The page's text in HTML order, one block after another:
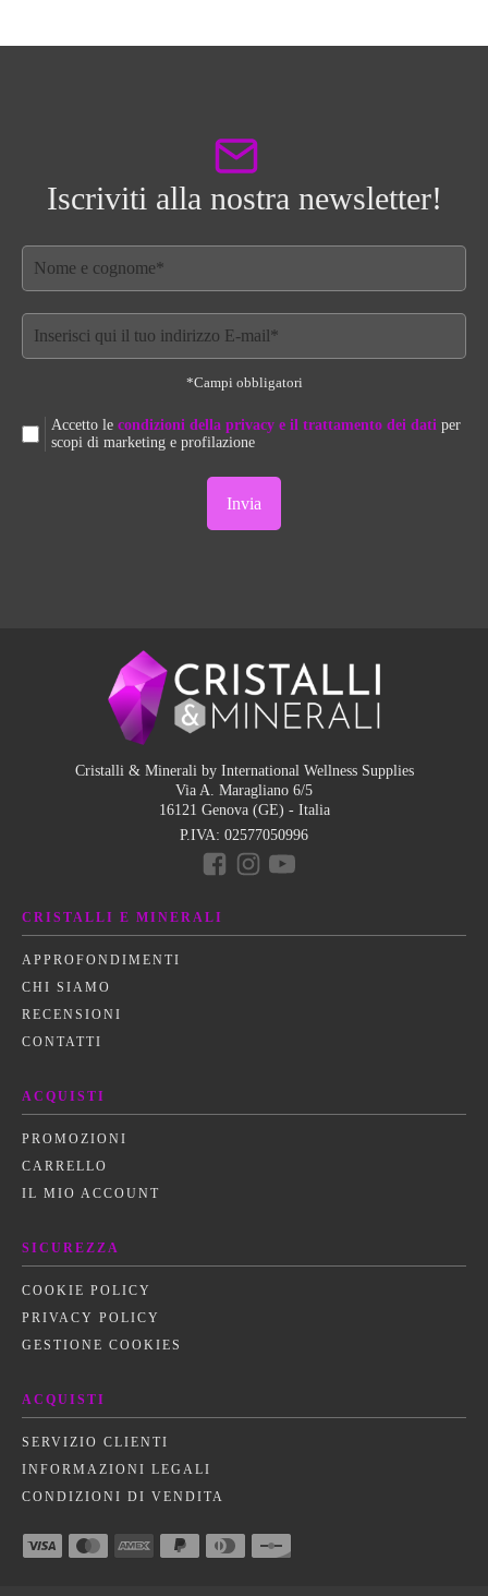
Iscriviti alla nostra newsletter!
*Campi obbligatori
Accetto le condizioni della privacy e il trattamento dei dati per
scopi di marketing e profilazione
Cristalli & Minerali by International Wellness Supplies
Via A. Maragliano 6/5
16121 Genova (GE) - Italia
P.IVA: 02577050996
CRISTALLI E MINERALI
APPROFONDIMENTI
CHI SIAMO
RECENSIONI
CONTATTI
ACQUISTI
PROMOZIONI
CARRELLO
IL MIO ACCOUNT
SICUREZZA
COOKIE POLICY
PRIVACY POLICY
GESTIONE COOKIES
ACQUISTI
SERVIZIO CLIENTI
INFORMAZIONI LEGALI
CONDIZIONI DI VENDITA